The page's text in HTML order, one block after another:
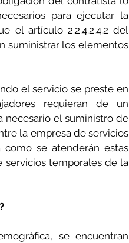
para ejecutar la
el artículo 2.2.4.2.4.2 del
suministrar los elementos
el servicio se preste en
requieran de un
necesario el suministro de
la empresa de servicios
se atenderán estas
servicios temporales de la
se encuentran